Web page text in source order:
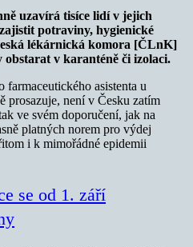
uzavírá tisíce lidí v jejich
potraviny, hygienické
lékárnická komora [ČLnK]
v karanténě či izolaci.
asistenta u
prosazuje, není v Česku zatím
ve svém doporučení, jak na
platných norem pro výdej
i k mimořádné epidemii
se od 1. září